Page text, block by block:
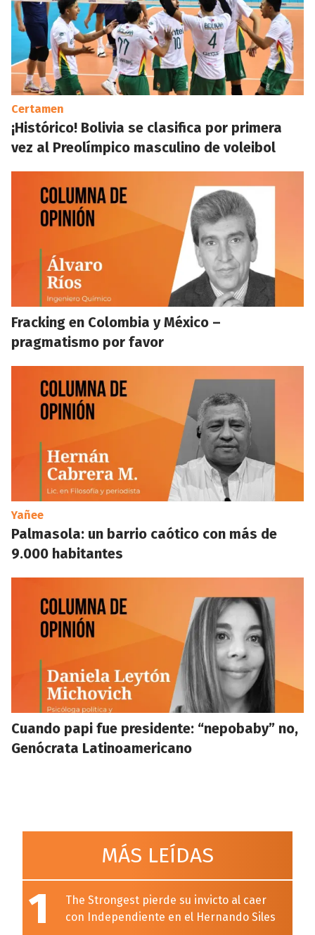
Certamen
¡Histórico! Bolivia se clasifica por primera
vez al Preolímpico masculino de voleibol
Fracking en Colombia y México –
pragmatismo por favor
Yañee
Palmasola: un barrio caótico con más de
9.000 habitantes
Cuando papi fue presidente: “nepobaby” no,
Genócrata Latinoamericano
MÁS LEÍDAS
1
The Strongest pierde su invicto al caer
con Independiente en el Hernando Siles